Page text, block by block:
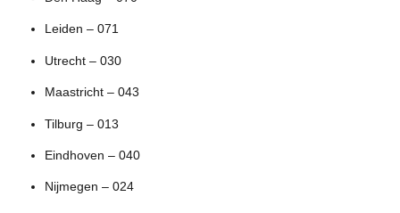
Leiden – 071
Utrecht – 030
Maastricht – 043
Tilburg – 013
Eindhoven – 040
Nijmegen – 024